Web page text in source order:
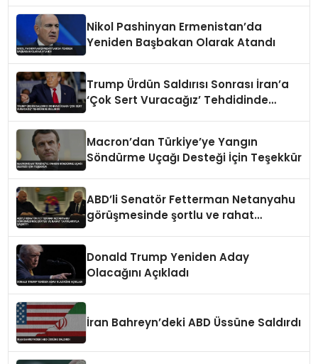
Nikol Pashinyan Ermenistan’da
Yeniden Başbakan Olarak Atandı
Trump Ürdün Saldırısı Sonrası İran’a
‘Çok Sert Vuracağız’ Tehdidinde
Macron’dan Türkiye’ye Yangın
Söndürme Uçağı Desteği İçin Teşekkür
ABD’li Senatör Fetterman Netanyahu
görüşmesinde şortlu ve rahat
Donald Trump Yeniden Aday
Olacağını Açıkladı
İran Bahreyn’deki ABD Üssüne Saldırdı